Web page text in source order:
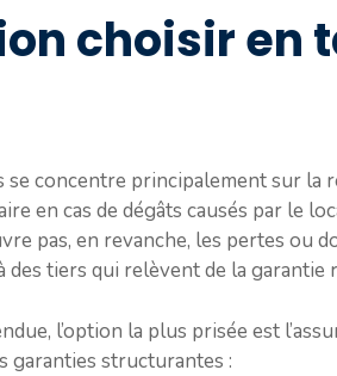
choisir en
se concentre principalement sur la
en cas de dégâts causés par le
pas, en revanche, les pertes ou
des tiers qui relèvent de la
l’option la plus prisée est
garanties structurantes :